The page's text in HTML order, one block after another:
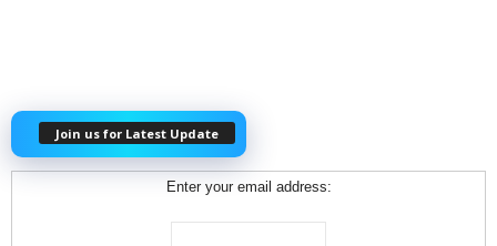
Join us for Latest Update
Enter your email address: